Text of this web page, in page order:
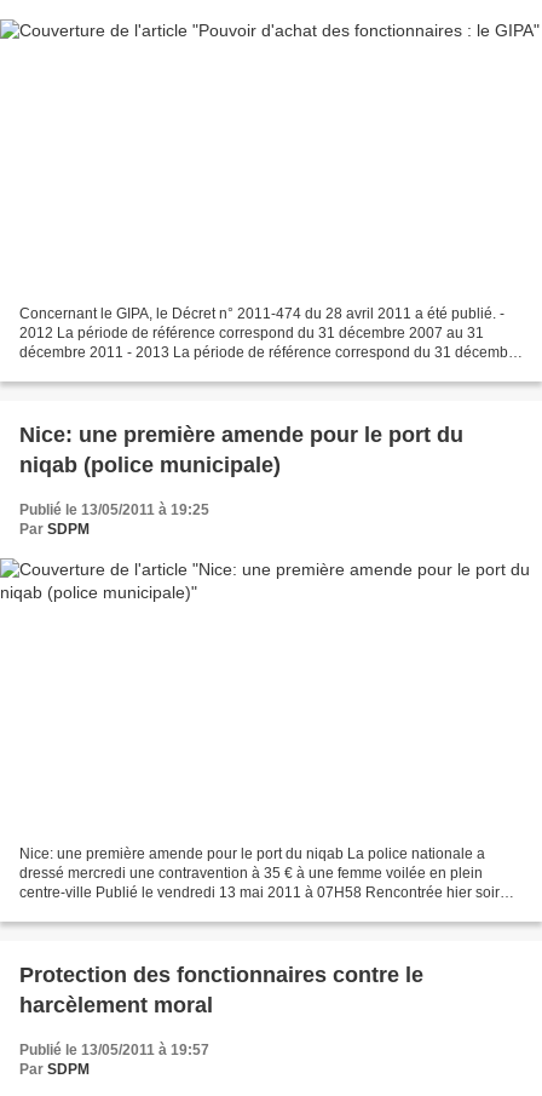
Concernant le GIPA, le Décret n° 2011-474 du 28 avril 2011 a été publié. -
2012 La période de référence correspond du 31 décembre 2007 au 31
décembre 2011 - 2013 La période de référence correspond du 31 décembre
Nice: une première amende pour le port du
niqab (police municipale)
Publié le 13/05/2011 à 19:25
Par SDPM
Nice: une première amende pour le port du niqab La police nationale a
dressé mercredi une contravention à 35 € à une femme voilée en plein
centre-ville Publié le vendredi 13 mai 2011 à 07H58 Rencontrée hier soir
Protection des fonctionnaires contre le
harcèlement moral
Publié le 13/05/2011 à 19:57
Par SDPM